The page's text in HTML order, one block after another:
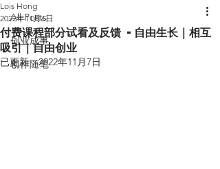
All Posts
创业成事
创作随笔
付费课程部分试看及反馈 -自由生长｜相互
吸引｜自由创业
Lois Hong
2022年11月6日
已更新：2022年11月7日